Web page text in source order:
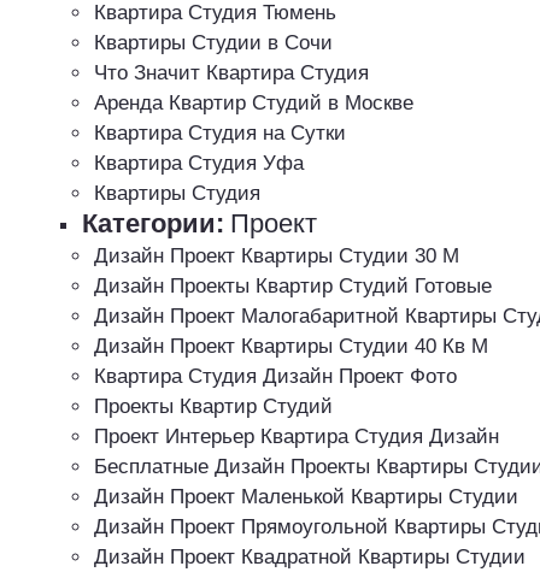
Квартира Студия Тюмень
Квартиры Студии в Сочи
Что Значит Квартира Студия
Аренда Квартир Студий в Москве
Квартира Студия на Сутки
Квартира Студия Уфа
Квартиры Студия
Категории: Проект
Дизайн Проект Квартиры Студии 30 М
Дизайн Проекты Квартир Студий Готовые
Дизайн Проект Малогабаритной Квартиры
Дизайн Проект Квартиры Студии 40 Кв М
Квартира Студия Дизайн Проект Фото
Проекты Квартир Студий
Проект Интерьер Квартира Студия Дизайн
Бесплатные Дизайн Проекты Квартиры
Дизайн Проект Маленькой Квартиры Студии
Дизайн Проект Прямоугольной Квартиры
Дизайн Проект Квадратной Квартиры Студии